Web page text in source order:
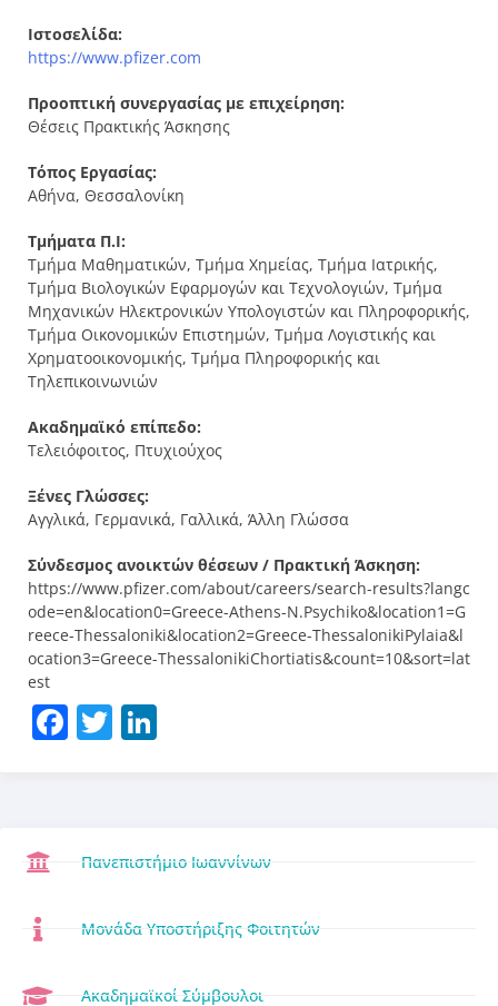
Ιστοσελίδα:
https://www.pfizer.com
Προοπτική συνεργασίας με επιχείρηση:
Θέσεις Πρακτικής Άσκησης
Τόπος Εργασίας:
Αθήνα, Θεσσαλονίκη
Τμήματα Π.Ι:
Τμήμα Μαθηματικών, Τμήμα Χημείας, Τμήμα Ιατρικής,
Τμήμα Βιολογικών Εφαρμογών και Τεχνολογιών, Τμήμα
Μηχανικών Ηλεκτρονικών Υπολογιστών και Πληροφορικής,
Τμήμα Οικονομικών Επιστημών, Τμήμα Λογιστικής και
Χρηματοοικονομικής, Τμήμα Πληροφορικής και
Τηλεπικοινωνιών
Ακαδημαϊκό επίπεδο:
Τελειόφοιτος, Πτυχιούχος
Ξένες Γλώσσες:
Αγγλικά, Γερμανικά, Γαλλικά, Άλλη Γλώσσα
Σύνδεσμος ανοικτών θέσεων / Πρακτική Άσκηση:
https://www.pfizer.com/about/careers/search-results?langc
ode=en&location0=Greece-Athens-N.Psychiko&location1=G
reece-Thessaloniki&location2=Greece-ThessalonikiPylaia&l
ocation3=Greece-ThessalonikiChortiatis&count=10&sort=lat
est
Facebook
Twitter
Πανεπιστήμιο Ιωαννίνων
Μονάδα Υποστήριξης Φοιτητών
Ακαδημαϊκοί Σύμβουλοι